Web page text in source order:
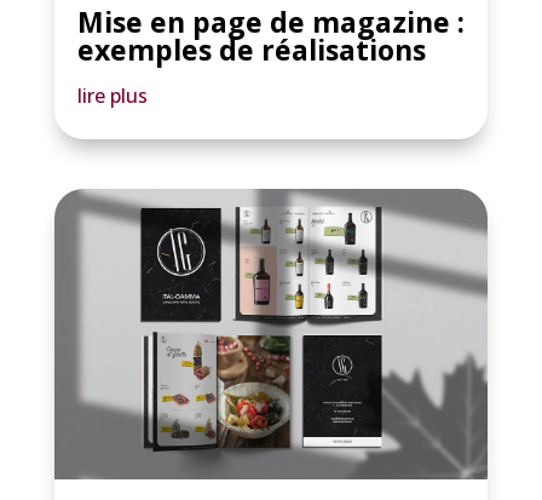
Mise en page de magazine :
exemples de réalisations
lire plus